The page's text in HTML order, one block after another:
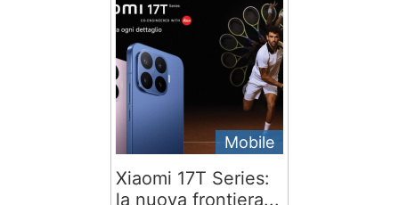
Mobile
Xiaomi 17T Series:
la nuova frontiera...